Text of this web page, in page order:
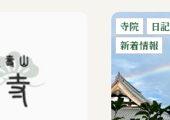
寺院 日記
新着情報